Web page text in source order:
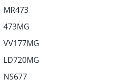
MR473
473MG
VV177MG
LD720MG
NS677